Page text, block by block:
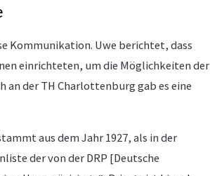
Kommunikation. Uwe berichtet, dass
einrichteten, um die Möglichkeiten der
an der TH Charlottenburg gab es eine
aus dem Jahr 1927, als in der
der von der DRP [Deutsche